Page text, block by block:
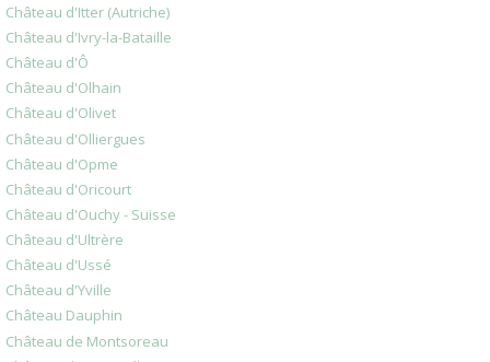
Château d'Itter (Autriche)
Château d'Ivry-la-Bataille
Château d'Ô
Château d'Olhain
Château d'Olivet
Château d'Olliergues
Château d'Opme
Château d'Oricourt
Château d'Ouchy - Suisse
Château d'Ultrère
Château d'Ussé
Château d'Yville
Château Dauphin
Château de Montsoreau